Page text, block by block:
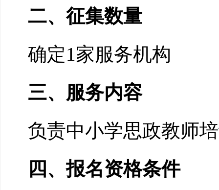
二、征集数量
确定1家服务机构
三、服务内容
负责中小学思政教师
四、报名资格条件